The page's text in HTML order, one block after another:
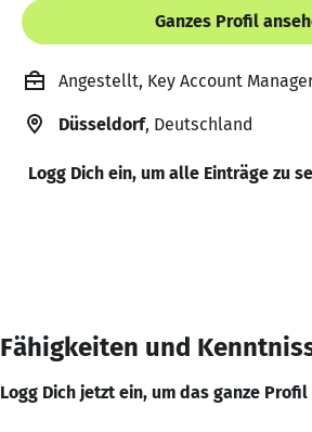
Ganzes Profil
Angestellt, Key Account
Düsseldorf, Deutschland
Logg Dich ein, um alle Einträge zu
Fähigkeiten und
Logg Dich jetzt ein, um das ganze Profil